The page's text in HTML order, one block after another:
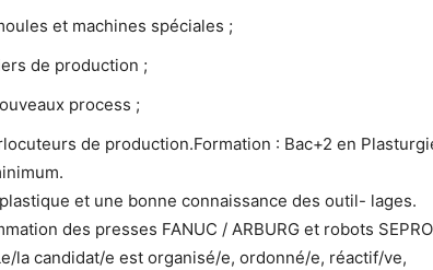
et machines spéciales ;
de production ;
process ;
de production.Formation : Bac+2 en
et une bonne connaissance des outil- lages.
des presses FANUC / ARBURG et robots
la candidat/e est organisé/e, ordonné/e, réactif/ve,